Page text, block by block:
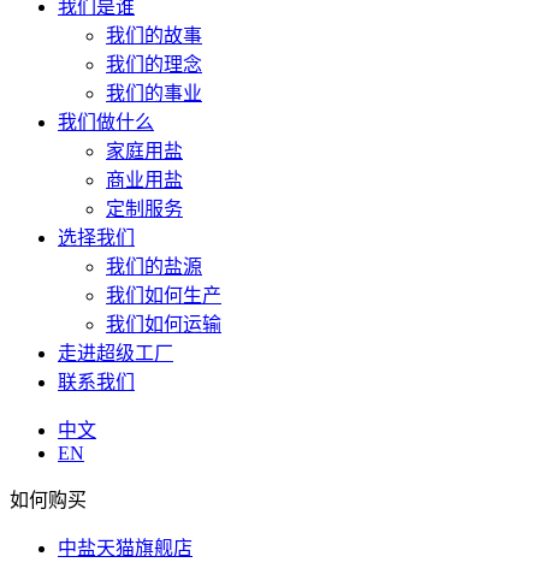
我们是谁
我们的故事
我们的理念
我们的事业
我们做什么
家庭用盐
商业用盐
定制服务
选择我们
我们的盐源
我们如何生产
我们如何运输
走进超级工厂
联系我们
中文
EN
如何购买
中盐天猫旗舰店